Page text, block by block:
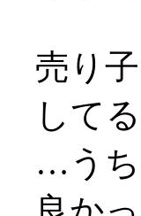
売り
して
…うち